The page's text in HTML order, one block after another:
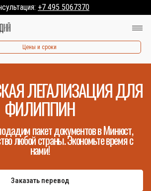
+7 495 5067370
Цены и сроки
ЛЕГАЛИЗАЦИЯ ДЛЯ
ФИЛИППИН
пакет документов в Минюст,
любой страны. Экономьте время с
нами!
Заказать перевод